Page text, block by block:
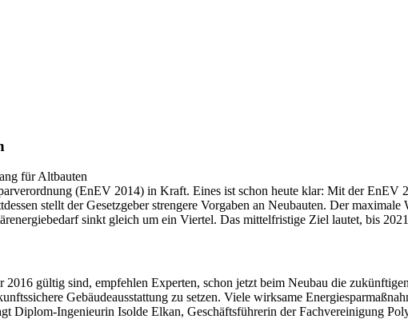
für Altbauten
(EnEV 2014) in Kraft. Eines ist schon heute klar: Mit der EnEV
stellt der Gesetzgeber strengere Vorgaben an Neubauten. Der
sinkt gleich um ein Viertel. Das mittelfristige Ziel lautet, bis
2016 gültig sind, empfehlen Experten, schon jetzt beim Neubau die
Gebäudeausstattung zu setzen. Viele wirksame
Diplom-Ingenieurin Isolde Elkan, Geschäftsführerin der Fachvereinigung